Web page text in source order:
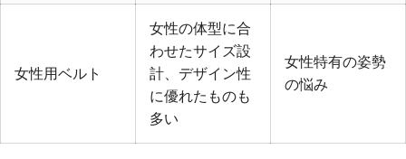
女性用ベルト
女性の体型に合
わせたサイズ設
計、デザイン性
に優れたものも
多い
女性特有の姿勢
の悩み